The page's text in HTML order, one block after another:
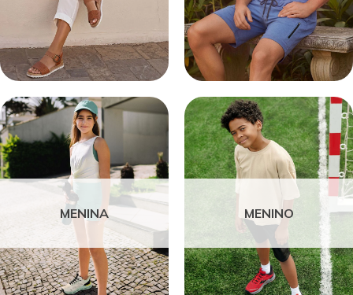
MENINA MENINO